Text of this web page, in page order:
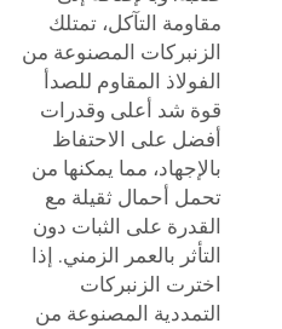
مقاومة التآكل، تمتلك
الزنبركات المصنوعة من
الفولاذ المقاوم للصدأ
قوة شد أعلى وقدرات
أفضل على الاحتفاظ
بالإجهاد، مما يمكنها من
تحمل أحمال ثقيلة مع
القدرة على الثبات دون
التأثر بالعمر الزمني. إذا
اخترت الزنبركات
التمددية المصنوعة من